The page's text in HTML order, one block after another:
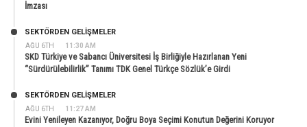
İmzası
AĞU 6TH 11:30 AM
SEKTÖRDEN GELIŞMELER
SKD Türkiye ve Sabancı Üniversitesi İş Birliğiyle Hazırlanan Yeni
“Sürdürülebilirlik” Tanımı TDK Genel Türkçe Sözlük’e Girdi
AĞU 6TH 11:27 AM
SEKTÖRDEN GELIŞMELER
Evini Yenileyen Kazanıyor, Doğru Boya Seçimi Konutun Değerini Koruyor